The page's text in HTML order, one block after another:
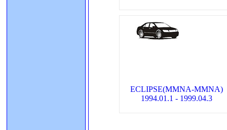
ECLIPSE(MMNA-MMNA)
1994.01.1 - 1999.04.3